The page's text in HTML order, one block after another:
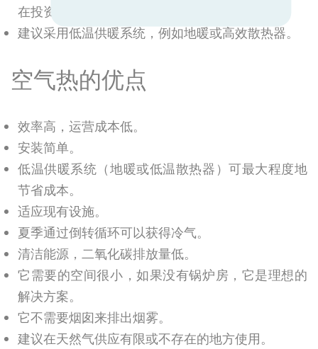
在投资前进行彻底的经济分析。
建议采用低温供暖系统，例如地暖或高效散热器。
空气热的优点
效率高，运营成本低。
安装简单。
低温供暖系统（地暖或低温散热器）可最大程度地
节省成本。
适应现有设施。
夏季通过倒转循环可以获得冷气。
清洁能源，二氧化碳排放量低。
它需要的空间很小，如果没有锅炉房，它是理想的
解决方案。
它不需要烟囱来排出烟雾。
建议在天然气供应有限或不存在的地方使用。